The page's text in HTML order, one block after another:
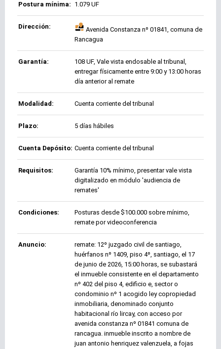
Postura mínima: 1.079 UF
Dirección:
Avenida Constanza nº 01841, comuna de
Rancagua
Garantía:
108 UF, Vale vista endosable al tribunal,
entregar físicamente entre 9:00 y 13:00 horas
día anterior al remate
Modalidad: Cuenta corriente del tribunal
Plazo: 5 días hábiles
Cuenta Depósito: Cuenta corriente del tribunal
Requisitos:
Garantía 10% mínimo, presentar vale vista
digitalizado en módulo 'audiencia de
remates'
Condiciones:
Posturas desde $100.000 sobre mínimo,
remate por videoconferencia
Anuncio:
remate: 12º juzgado civil de santiago,
huérfanos nº 1409, piso 4º, santiago, el 17
de junio de 2026, 15:00 horas, se subastará
el inmueble consistente en el departamento
nº 402 del piso 4, edificio e, sector o
condominio nº 1 acogido ley copropiedad
inmobiliaria, denominado conjunto
habitacional río lircay, con acceso por
avenida constanza nº 01841 comuna de
rancagua. inmueble inscrito a nombre de
juan antonio henriquez valenzuela, a fojas